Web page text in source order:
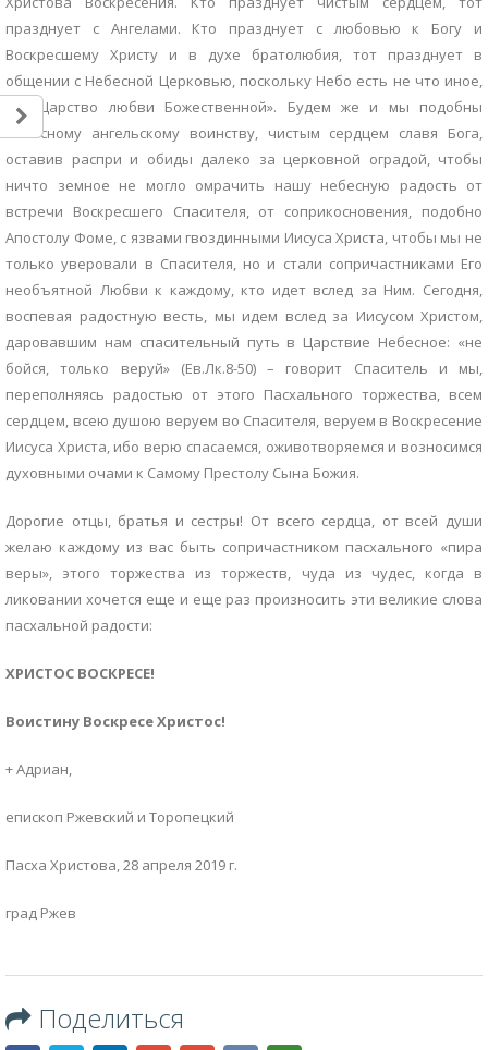
празднует с Ангелами. Кто празднует с любовью к Богу и
Воскресшему Христу и в духе братолюбия, тот празднует в
общении с Небесной Церковью, поскольку Небо есть не что иное,
как Царство любви Божественной». Будем же и мы подобны
небесному ангельскому воинству, чистым сердцем славя Бога,
оставив распри и обиды далеко за церковной оградой, чтобы
ничто земное не могло омрачить нашу небесную радость от
встречи Воскресшего Спасителя, от соприкосновения, подобно
Апостолу Фоме, с язвами гвоздинными Иисуса Христа, чтобы мы не
только уверовали в Спасителя, но и стали сопричастниками Его
необъятной Любви к каждому, кто идет вслед за Ним. Сегодня,
воспевая радостную весть, мы идем вслед за Иисусом Христом,
даровавшим нам спасительный путь в Царствие Небесное: «не
бойся, только веруй» (Ев.Лк.8-50) – говорит Спаситель и мы,
переполняясь радостью от этого Пасхального торжества, всем
сердцем, всею душою веруем во Спасителя, веруем в Воскресение
Иисуса Христа, ибо верю спасаемся, оживотворяемся и возносимся
духовными очами к Самому Престолу Сына Божия.
Дорогие отцы, братья и сестры! От всего сердца, от всей души
желаю каждому из вас быть сопричастником пасхального «пира
веры», этого торжества из торжеств, чуда из чудес, когда в
ликовании хочется еще и еще раз произносить эти великие слова
пасхальной радости:
ХРИСТОС ВОСКРЕСЕ!
Воистину Воскресе Христос!
+ Адриан,
епископ Ржевский и Торопецкий
Пасха Христова, 28 апреля 2019 г.
град Ржев
Поделиться